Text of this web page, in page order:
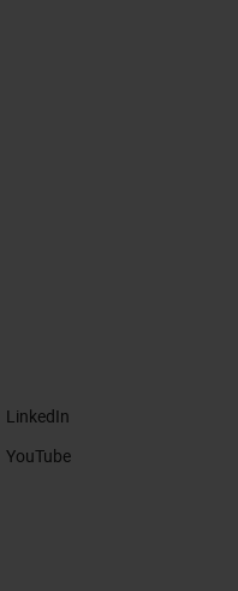
LinkedIn
YouTube